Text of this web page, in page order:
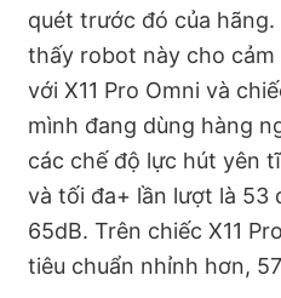
quét trước đó của
thấy robot này cho
với X11 Pro Omni và
mình đang dùng hàng
các chế độ lực hút yên
và tối đa+ lần lượt là 53
65dB. Trên chiếc X11
tiêu chuẩn nhỉnh hơn,